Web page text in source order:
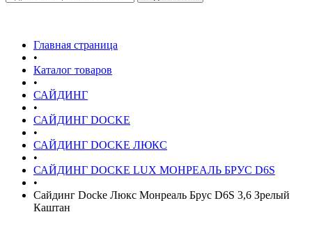
Главная страница
•
Каталог товаров
•
САЙДИНГ
•
САЙДИНГ DOCKE
•
САЙДИНГ DOCKE ЛЮКС
•
САЙДИНГ DOCKE LUX МОНРЕАЛЬ БРУС D6S
•
Сайдинг Docke Люкс Монреаль Брус D6S 3,6 Зрелый
Каштан